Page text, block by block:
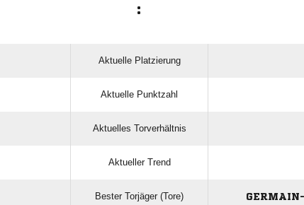
:
Aktuelle Platzierung
Aktuelle Punktzahl
Aktuelles Torverhältnis
Aktueller Trend
Bester Torjäger (Tore)